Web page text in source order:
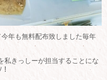
年も無料配布致しました毎年
私きっしーが担当することにな